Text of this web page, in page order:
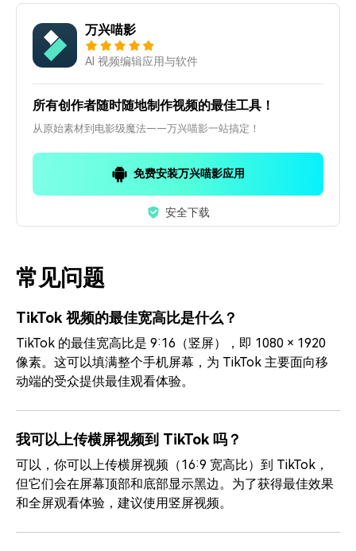
万兴喵影
AI 视频编辑应用与软件
所有创作者随时随地制作视频的最佳工具！
从原始素材到电影级魔法——万兴喵影一站搞定！
免费安装万兴喵影应用
安全下载
常见问题
TikTok 视频的最佳宽高比是什么？
TikTok 的最佳宽高比是 9:16（竖屏），即 1080 × 1920
像素。这可以填满整个手机屏幕，为 TikTok 主要面向移
动端的受众提供最佳观看体验。
我可以上传横屏视频到 TikTok 吗？
可以，你可以上传横屏视频（16:9 宽高比）到 TikTok，
但它们会在屏幕顶部和底部显示黑边。为了获得最佳效果
和全屏观看体验，建议使用竖屏视频。